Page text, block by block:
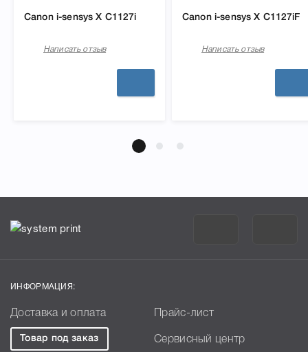
Canon i-sensys X C1127i
Написать отзыв
Canon i-sensys X C1127iF
Написать отзыв
ИНФОРМАЦИЯ:
Доставка и оплата Прайс-лист
Товар под заказ Сервисный центр